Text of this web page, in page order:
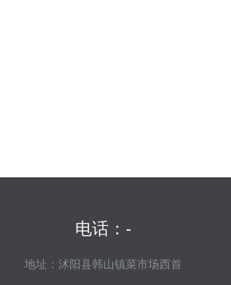
电话：-
地址：沭阳县韩山镇菜市场西首